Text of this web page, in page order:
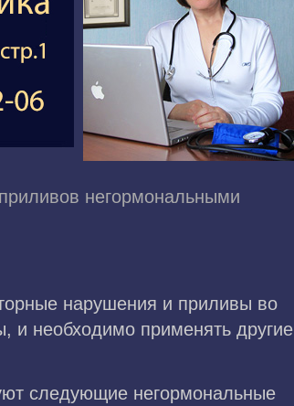
негормональными
нарушения и приливы во
и необходимо применять другие
следующие негормональные